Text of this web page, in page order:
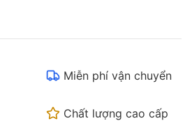
Miễn phí vận chuyển
Chất lượng cao cấp